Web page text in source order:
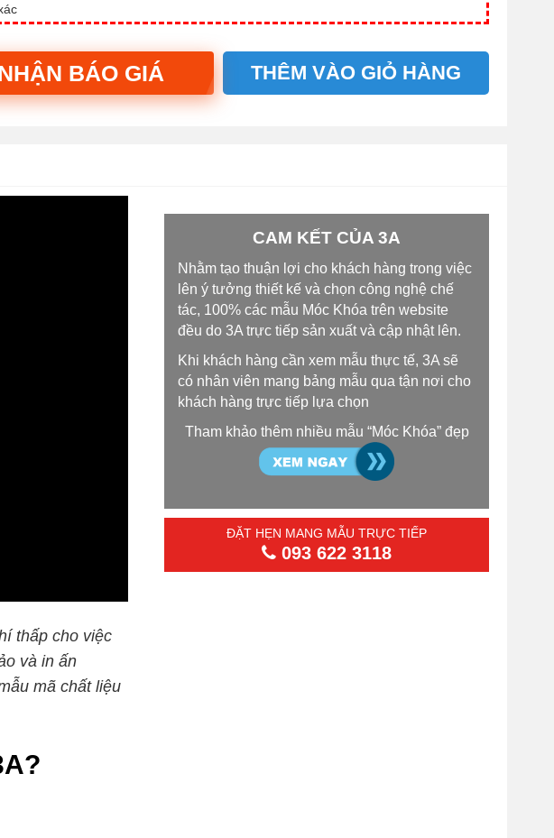
BÁO GIÁ THÊM VÀO GIỎ HÀNG
thấp cho việc
và in ấn
mã chất liệu
CAM KẾT CỦA 3A
Nhằm tạo thuận lợi cho khách hàng trong việc
lên ý tưởng thiết kế và chọn công nghệ chế
tác, 100% các mẫu Móc Khóa trên website
đều do 3A trực tiếp sản xuất và cập nhật lên.
Khi khách hàng cần xem mẫu thực tế, 3A sẽ
có nhân viên mang bảng mẫu qua tận nơi cho
khách hàng trực tiếp lựa chọn
Tham khảo thêm nhiều mẫu “Móc Khóa” đẹp
ĐẶT HẸN MANG MẪU TRỰC TIẾP
093 622 3118